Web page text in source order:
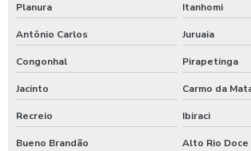
Planura Itanhomi
Antônio Carlos Juruaia
Congonhal Pirapetinga
Jacinto Carmo da
Recreio Ibiraci
Bueno Brandão Alto Rio Doce